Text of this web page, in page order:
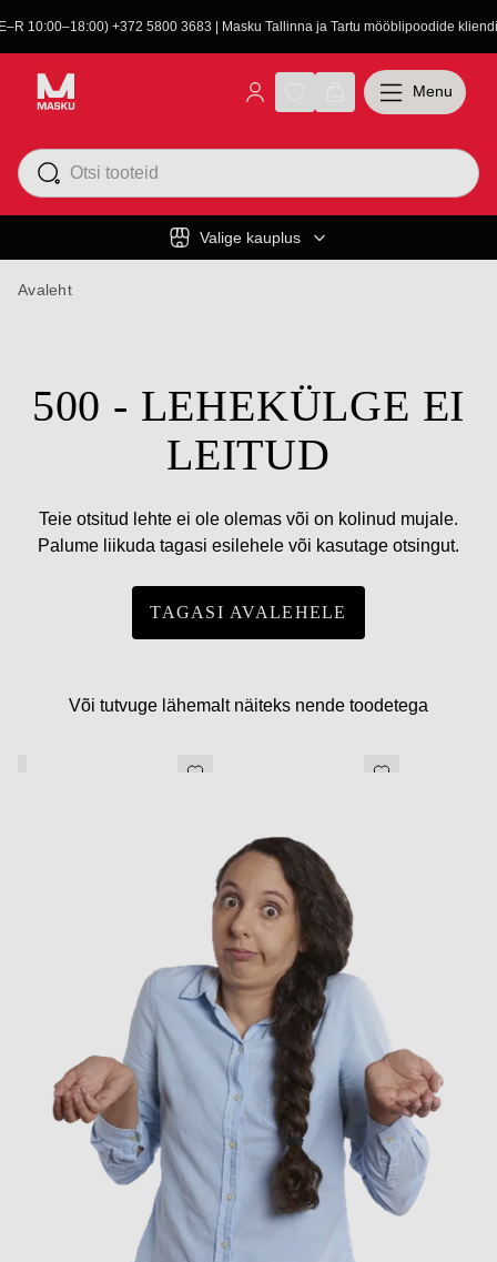
10:00–18:00) +372 5800 3683 | Masku Tallinna ja Tartu mööblipoodide
Valige kauplus
Menu
Avaleht
500 - LEHEKÜLGE EI
LEITUD
Teie otsitud lehte ei ole olemas või on kolinud mujale.
Palume liikuda tagasi esilehele või kasutage otsingut.
TAGASI AVALEHELE
Või tutvuge lähemalt näiteks nende toodetega